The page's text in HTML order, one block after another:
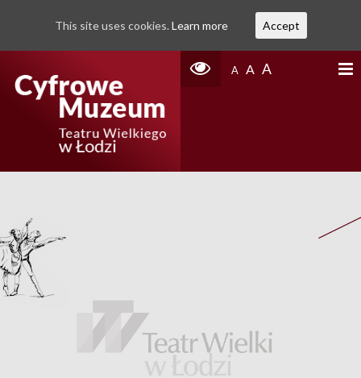
A A A
This site uses cookies. Learn more Accept